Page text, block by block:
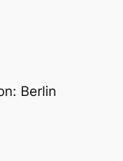
Berlin